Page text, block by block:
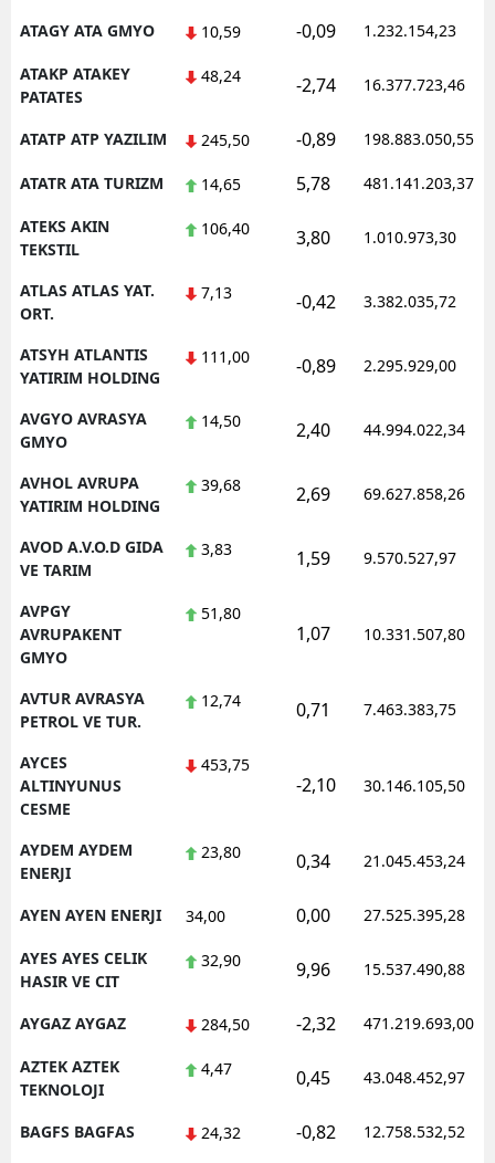
ATAGY ATA GMYO 10,59 -0,09 1.232.154,23
ATAKP ATAKEY
PATATES
48,24 -2,74 16.377.723,46
ATATP ATP YAZILIM 245,50 -0,89 198.883.050,55
ATATR ATA TURIZM 14,65 5,78 481.141.203,37
ATEKS AKIN
TEKSTIL
106,40 3,80 1.010.973,30
ATLAS ATLAS YAT.
ORT.
7,13 -0,42 3.382.035,72
ATSYH ATLANTIS
YATIRIM HOLDING
111,00 -0,89 2.295.929,00
AVGYO AVRASYA
GMYO
14,50 2,40 44.994.022,34
AVHOL AVRUPA
YATIRIM HOLDING
39,68 2,69 69.627.858,26
AVOD A.V.O.D GIDA
VE TARIM
3,83 1,59 9.570.527,97
AVPGY
AVRUPAKENT
GMYO
51,80
1,07 10.331.507,80
AVTUR AVRASYA
PETROL VE TUR.
12,74 0,71 7.463.383,75
AYCES
ALTINYUNUS
CESME
453,75
-2,10 30.146.105,50
AYDEM AYDEM
ENERJI
23,80 0,34 21.045.453,24
AYEN AYEN ENERJI 34,00 0,00 27.525.395,28
AYES AYES CELIK
HASIR VE CIT
32,90 9,96 15.537.490,88
AYGAZ AYGAZ 284,50 -2,32 471.219.693,00
AZTEK AZTEK
TEKNOLOJI
4,47 0,45 43.048.452,97
BAGFS BAGFAS 24,32 -0,82 12.758.532,52